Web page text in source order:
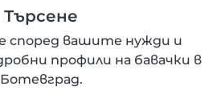
Търсене
вашите нужди и
профили на бавачки в
Ботевград.